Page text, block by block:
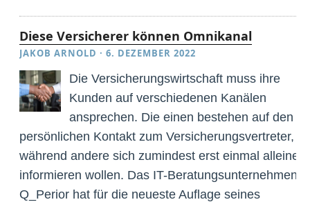
Diese Versicherer können Omnikanal
JAKOB ARNOLD ·6. DEZEMBER 2022
Die Versicherungswirtschaft muss ihre
Kunden auf verschiedenen Kanälen
ansprechen. Die einen bestehen auf den
persönlichen Kontakt zum Versicherungsvertreter,
während andere sich zumindest erst einmal alleine
informieren wollen. Das IT-Beratungsunternehmen
Q_Perior hat für die neueste Auflage seines